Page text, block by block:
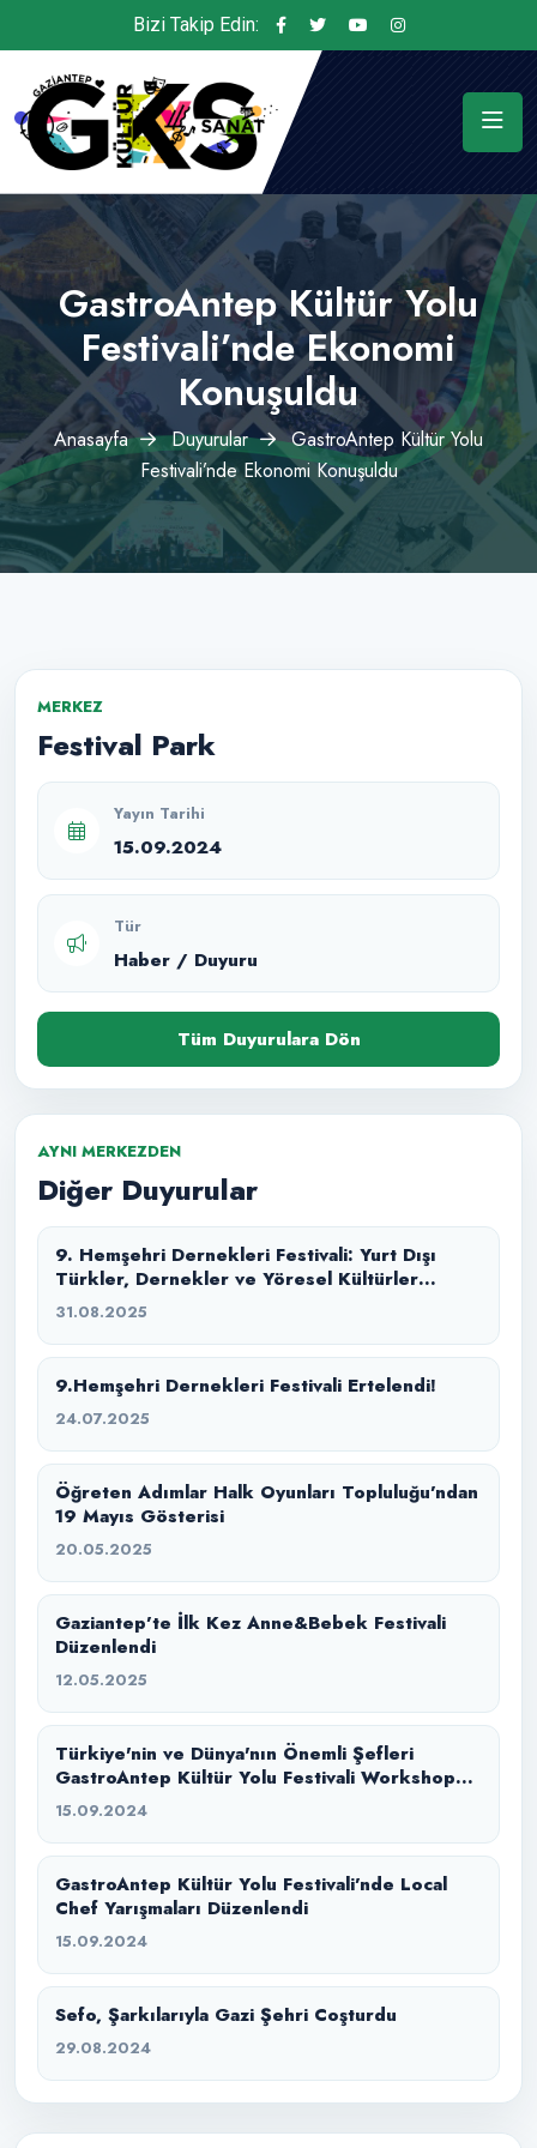
Bizi Takip Edin:
GastroAntep Kültür Yolu
Festivali’nde Ekonomi
Konuşuldu
Anasayfa Duyurular
GastroAntep Kültür Yolu
Festivali’nde Ekonomi Konuşuldu
MERKEZ
Festival Park
Yayın Tarihi
15.09.2024
Tür
Haber / Duyuru
Tüm Duyurulara Dön
AYNI MERKEZDEN
Diğer Duyurular
9. Hemşehri Dernekleri Festivali: Yurt Dışı
Türkler, Dernekler ve Yöresel Kültürler
Buluşması
31.08.2025
9.Hemşehri Dernekleri Festivali Ertelendi!
24.07.2025
Öğreten Adımlar Halk Oyunları Topluluğu’ndan
19 Mayıs Gösterisi
20.05.2025
Gaziantep’te İlk Kez Anne&Bebek Festivali
Düzenlendi
12.05.2025
Türkiye'nin ve Dünya'nın Önemli Şefleri
GastroAntep Kültür Yolu Festivali Workshop
Mutfağında Bir Araya Geldi
15.09.2024
GastroAntep Kültür Yolu Festivali’nde Local
Chef Yarışmaları Düzenlendi
15.09.2024
Sefo, Şarkılarıyla Gazi Şehri Coşturdu
29.08.2024